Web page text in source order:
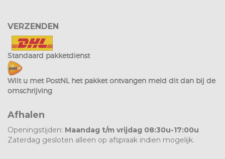
VERZENDEN
Standaard pakketdienst
Wilt u met PostNL het pakket ontvangen meld dit dan bij de
omschrijving
Afhalen
Openingstijden: Maandag t/m vrijdag 08:30u-17:00u
Zaterdag gesloten alleen op afspraak indien mogelijk.